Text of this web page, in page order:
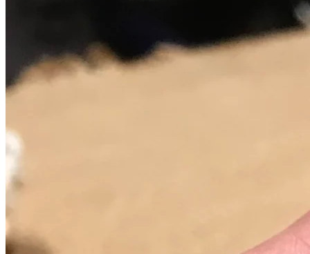
• Artisanat : Chaque pièce est soigneusement
polie à la main, ce qui rend chaque sphère
unique.
Bienfaits :
réputée pour le sommeil, favoriser la
• Clarté Mentale : Aide à clarifier les pensées